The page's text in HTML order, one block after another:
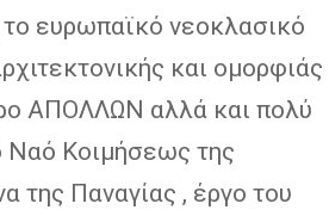
το ευρωπαϊκό νεοκλασικό
και ομορφιάς
ΑΠΟΛΛΩΝ αλλά και πολύ
Ναό Κοιμήσεως της
της Παναγίας , έργο του